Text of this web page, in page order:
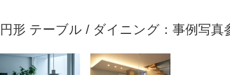
円形 テーブル / ダイニング：事例写真